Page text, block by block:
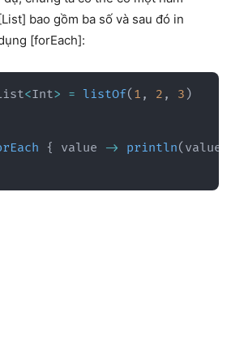
bao gồm ba số và sau đó in
[forEach]:
<Int> = listOf( 1 , 2 , 3 )
{ value -> println( value